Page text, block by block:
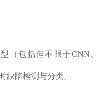
（包括但不限于CNN、
缺陷检测与分类。